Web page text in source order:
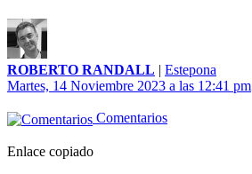
ROBERTO RANDALL | Estepona
Martes, 14 Noviembre 2023 a las 12:41 pm
Comentarios
Enlace copiado